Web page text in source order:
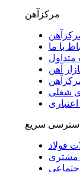
مرکزآهن
با ما
متداول
آهن
شغلی
سریع
فولاد
مشتری